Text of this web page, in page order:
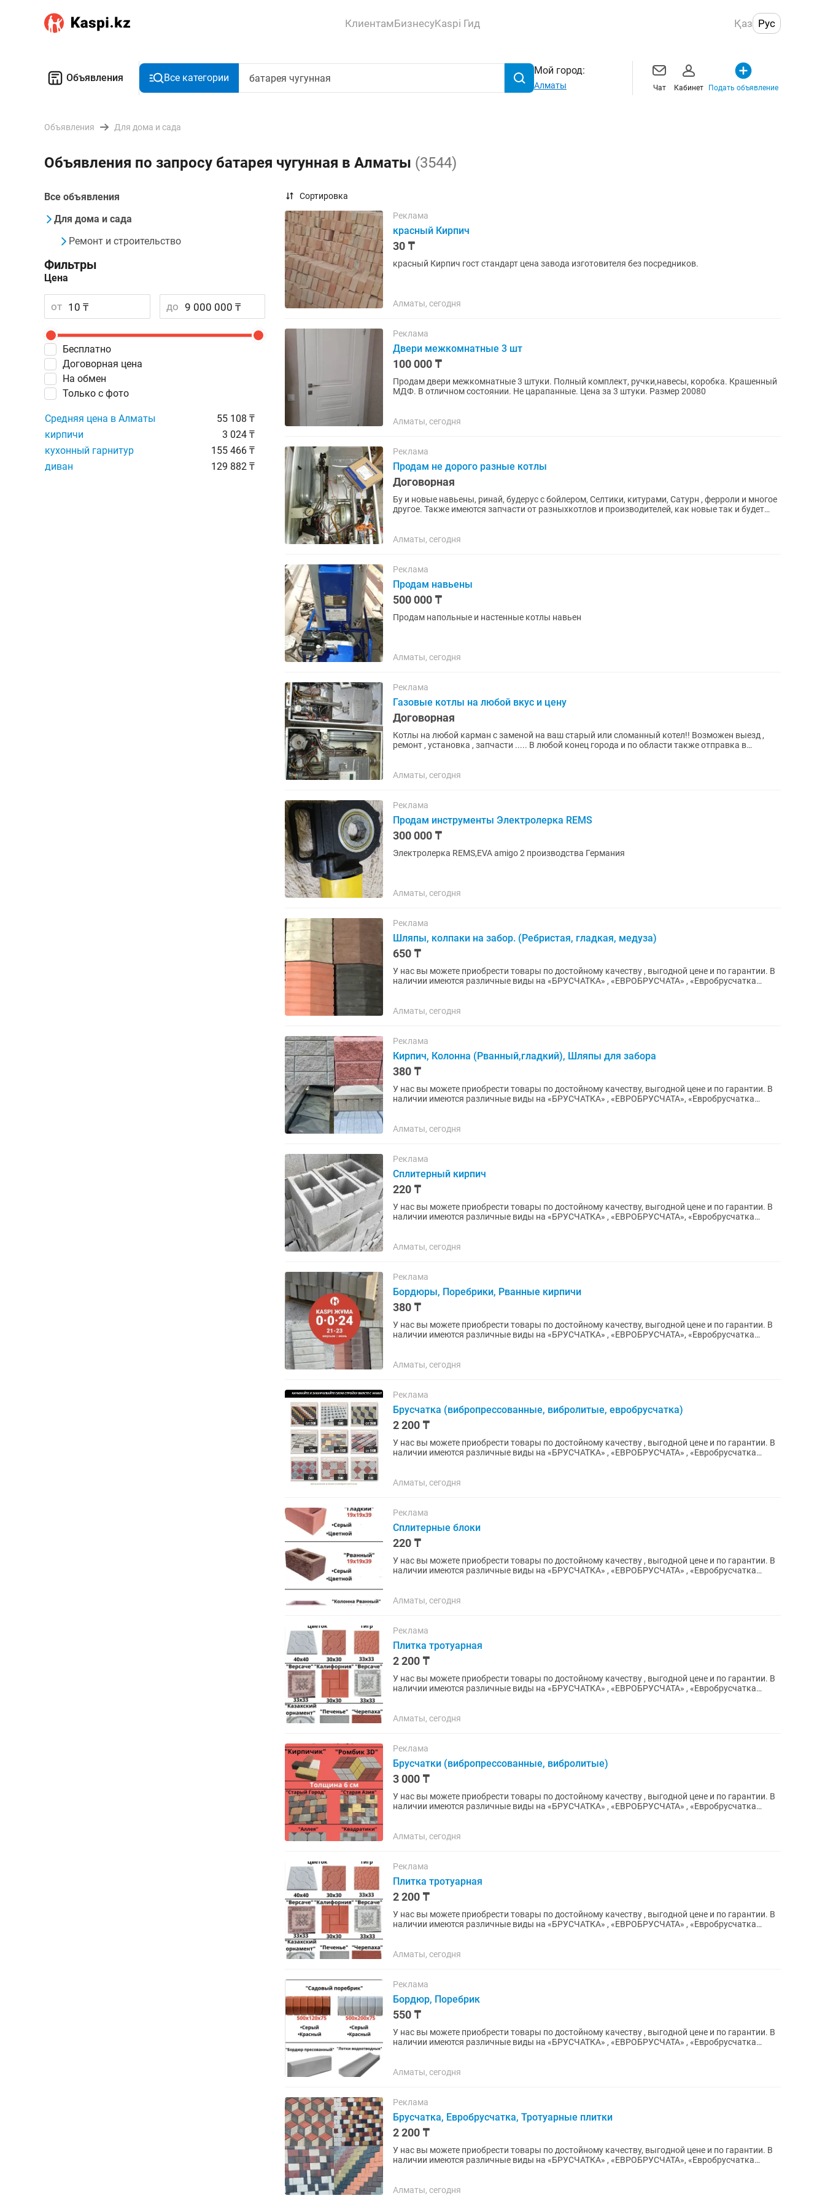
КлиентамБизнесуKaspi Гид Қаз Рус
Объявления Все категории
Мой город:
Алматы Чат Кабинет Подать объявление
Объявления Для дома и сада
Объявления по запросу батарея чугунная в Алматы (3544)
Все объявления
Для дома и сада
Ремонт и строительство
Фильтры
Цена
от до
Бесплатно
Договорная цена
На обмен
Только с фото
Средняя цена в Алматы
55 108 ₸
кирпичи
3 024 ₸
кухонный гарнитур
155 466 ₸
диван
129 882 ₸
Сортировка
Реклама
красный Кирпич
30 ₸
красный Кирпич гост стандарт цена завода изготовителя без посредников.
Алматы, сегодня
Реклама
Двери межкомнатные 3 шт
100 000 ₸
Продам двери межкомнатные 3 штуки. Полный комплект, ручки,навесы, коробка. Крашенный
МДФ. В отличном состоянии. Не царапанные. Цена за 3 штуки. Размер 20080
Алматы, сегодня
Реклама
Продам не дорого разные котлы
Договорная
Бу и новые навьены, ринай, будерус с бойлером, Селтики, китурами, Сатурн , ферроли и многое
другое. Также имеются запчасти от разныхкотлов и производителей, как новые так и будет
Алматы, сегодня
Реклама
Продам навьены
500 000 ₸
Продам напольные и настенные котлы навьен
Алматы, сегодня
Реклама
Газовые котлы на любой вкус и цену
Договорная
Котлы на любой карман с заменой на ваш старый или сломанный котел!! Возможен выезд ,
ремонт , установка , запчасти ..... В любой конец города и по области также отправка в
Алматы, сегодня
Реклама
Продам инструменты Электролерка REMS
300 000 ₸
Электролерка REMS,EVA amigo 2 производства Германия
Алматы, сегодня
Реклама
Шляпы, колпаки на забор. (Ребристая, гладкая, медуза)
650 ₸
У нас вы можете приобрести товары по достойному качеству , выгодной цене и по гарантии. В
наличии имеются различные виды на «БРУСЧАТКА» , «ЕВРОБРУСЧАТА» , «Евробрусчатка
Алматы, сегодня
Реклама
Кирпич, Колонна (Рванный,гладкий), Шляпы для забора
380 ₸
У нас вы можете приобрести товары по достойному качеству, выгодной цене и по гарантии. В
наличии имеются различные виды на «БРУСЧАТКА» , «ЕВРОБРУСЧАТА», «Евробрусчатка
Алматы, сегодня
Реклама
Сплитерный кирпич
220 ₸
У нас вы можете приобрести товары по достойному качеству, выгодной цене и по гарантии. В
наличии имеются различные виды на «БРУСЧАТКА» , «ЕВРОБРУСЧАТА», «Евробрусчатка
Алматы, сегодня
Реклама
Бордюры, Поребрики, Рванные кирпичи
380 ₸
У нас вы можете приобрести товары по достойному качеству, выгодной цене и по гарантии. В
наличии имеются различные виды на «БРУСЧАТКА» , «ЕВРОБРУСЧАТА», «Евробрусчатка
Алматы, сегодня
Реклама
Брусчатка (вибропрессованные, вибролитые, евробрусчатка)
2 200 ₸
У нас вы можете приобрести товары по достойному качеству , выгодной цене и по гарантии. В
наличии имеются различные виды на «БРУСЧАТКА» , «ЕВРОБРУСЧАТА» , «Евробрусчатка
Алматы, сегодня
Реклама
Сплитерные блоки
220 ₸
У нас вы можете приобрести товары по достойному качеству , выгодной цене и по гарантии. В
наличии имеются различные виды на «БРУСЧАТКА» , «ЕВРОБРУСЧАТА» , «Евробрусчатка
Алматы, сегодня
Реклама
Плитка тротуарная
2 200 ₸
У нас вы можете приобрести товары по достойному качеству , выгодной цене и по гарантии. В
наличии имеются различные виды на «БРУСЧАТКА» , «ЕВРОБРУСЧАТА» , «Евробрусчатка
Алматы, сегодня
Реклама
Брусчатки (вибропрессованные, вибролитые)
3 000 ₸
У нас вы можете приобрести товары по достойному качеству , выгодной цене и по гарантии. В
наличии имеются различные виды на «БРУСЧАТКА» , «ЕВРОБРУСЧАТА» , «Евробрусчатка
Алматы, сегодня
Реклама
Плитка тротуарная
2 200 ₸
У нас вы можете приобрести товары по достойному качеству , выгодной цене и по гарантии. В
наличии имеются различные виды на «БРУСЧАТКА» , «ЕВРОБРУСЧАТА» , «Евробрусчатка
Алматы, сегодня
Реклама
Бордюр, Поребрик
550 ₸
У нас вы можете приобрести товары по достойному качеству , выгодной цене и по гарантии. В
наличии имеются различные виды на «БРУСЧАТКА» , «ЕВРОБРУСЧАТА» , «Евробрусчатка
Алматы, сегодня
Реклама
Брусчатка, Евробрусчатка, Тротуарные плитки
2 200 ₸
У нас вы можете приобрести товары по достойному качеству, выгодной цене и по гарантии. В
наличии имеются различные виды на «БРУСЧАТКА» , «ЕВРОБРУСЧАТА», «Евробрусчатка
Алматы, сегодня